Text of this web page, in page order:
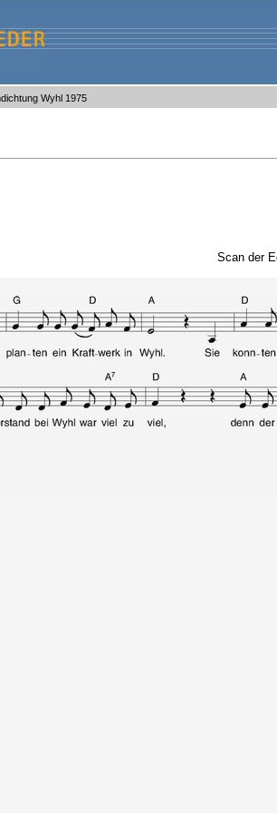
Wyhl 1975
Scan der